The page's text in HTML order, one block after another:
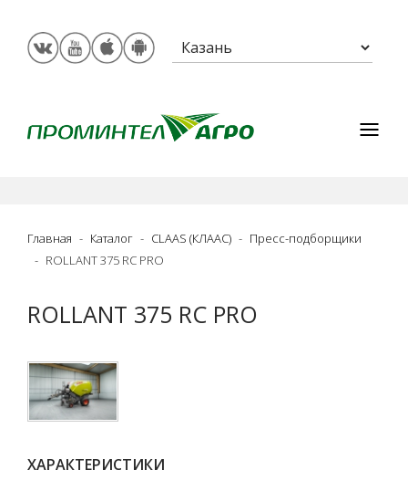
Главная Каталог CLAAS (КЛААС)
Пресс-подборщики
ROLLANT 375 RC PRO
ROLLANT 375 RC PRO
ХАРАКТЕРИСТИКИ